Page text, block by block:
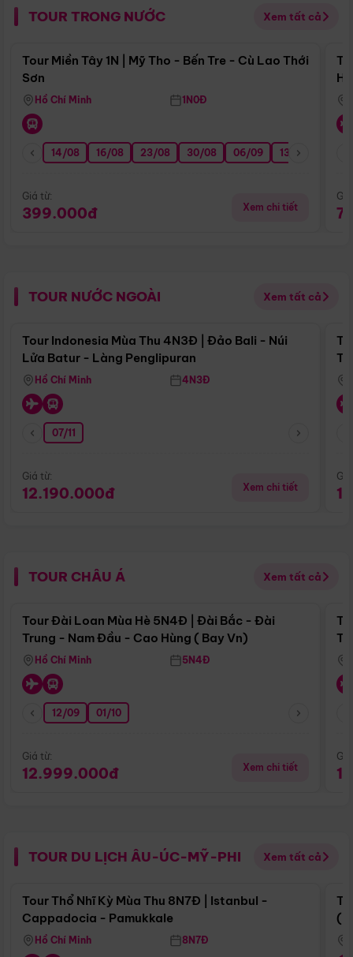
TOUR TRONG NƯỚC Xem tất cả
Điểm nổi bật
Tour Miền Tây 1N | Mỹ Tho - Bến Tre - Cù Lao Thới
Sơn
Hồ Chí Minh 1N0Đ
14/08 16/08 23/08 30/08 06/09 13/09
Giá từ:
399.000đ Xem chi tiết
TOUR NƯỚC NGOÀI Xem tất cả
Điểm nổi bật
Tour Indonesia Mùa Thu 4N3Đ | Đảo Bali - Núi
Lửa Batur - Làng Penglipuran
Hồ Chí Minh 4N3Đ
07/11
Giá từ:
12.190.000đ Xem chi tiết
TOUR CHÂU Á Xem tất cả
Điểm nổi bật
Tour Đài Loan Mùa Hè 5N4Đ | Đài Bắc - Đài
Trung - Nam Đầu - Cao Hùng ( Bay Vn)
Hồ Chí Minh 5N4Đ
12/09 01/10
Giá từ:
12.999.000đ Xem chi tiết
TOUR DU LỊCH ÂU-ÚC-MỸ-PHI Xem tất cả
Điểm nổi bật
Tour Thổ Nhĩ Kỳ Mùa Thu 8N7Đ | Istanbul -
Cappadocia - Pamukkale
Hồ Chí Minh 8N7Đ